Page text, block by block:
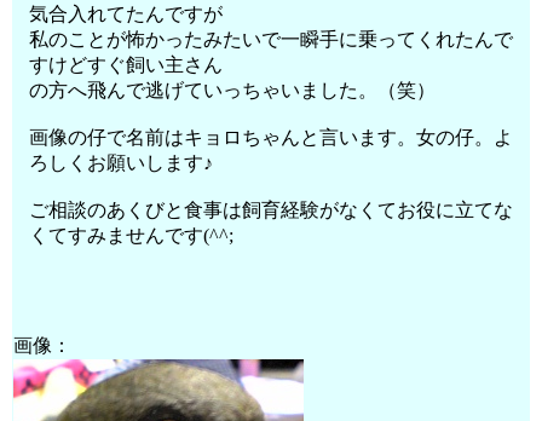
気合入れてたんですが
私のことが怖かったみたいで一瞬手に乗ってくれたんで
すけどすぐ飼い主さん
の方へ飛んで逃げていっちゃいました。（笑）
画像の仔で名前はキョロちゃんと言います。女の仔。よ
ろしくお願いします♪
ご相談のあくびと食事は飼育経験がなくてお役に立てな
くてすみませんです(^^;
画像：